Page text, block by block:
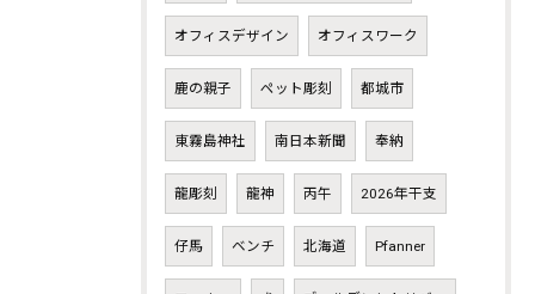
オフィスデザイン オフィスワーク
鹿の親子 ペット彫刻 都城市
東霧島神社 南日本新聞 奉納
龍彫刻 龍神 丙午 2026年干支
仔馬 ベンチ 北海道 Pfanner